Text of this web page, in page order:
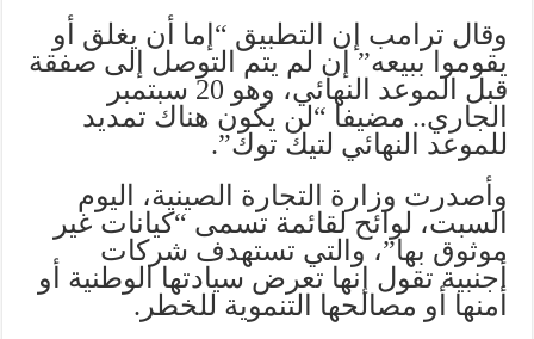
وقال ترامب إن التطبيق “إما أن يغلق أو
يقوموا ببيعه” إن لم يتم التوصل إلى صفقة
قبل الموعد النهائي، وهو 20 سبتمبر
الجاري.. مضيفا “لن يكون هناك تمديد
للموعد النهائي لتيك توك”.
وأصدرت وزارة التجارة الصينية، اليوم
السبت، لوائح لقائمة تسمى “كيانات غير
موثوق بها”، والتي تستهدف شركات
أجنبية تقول إنها تعرض سيادتها الوطنية أو
أمنها أو مصالحها التنموية للخطر.